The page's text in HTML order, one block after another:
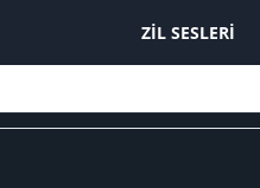
ZIL SESLERI